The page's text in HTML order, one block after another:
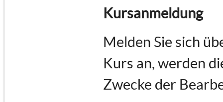
Kursanmeldung
Melden Sie sich
Kurs an, werden
Zwecke der